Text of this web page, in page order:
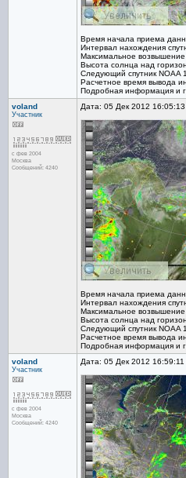
Время начала приема
Интервал нахождения
Максимальное возвышение
Высота солнца над
Следующий спутник NOAA
Расчетное время вывода
Подробная информация и
voland
Участник
с фев 2004
Москва
Сообщений: 4240
Дата: 05 Дек 2012 16:05:13
Время начала приема
Интервал нахождения
Максимальное возвышение
Высота солнца над
Следующий спутник NOAA
Расчетное время вывода
Подробная информация и
voland
Участник
с фев 2004
Москва
Сообщений: 4240
Дата: 05 Дек 2012 16:59:11